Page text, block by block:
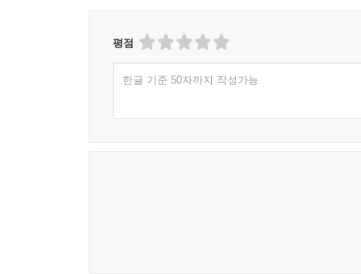
평점
한글 기준 50자까지 작성가능